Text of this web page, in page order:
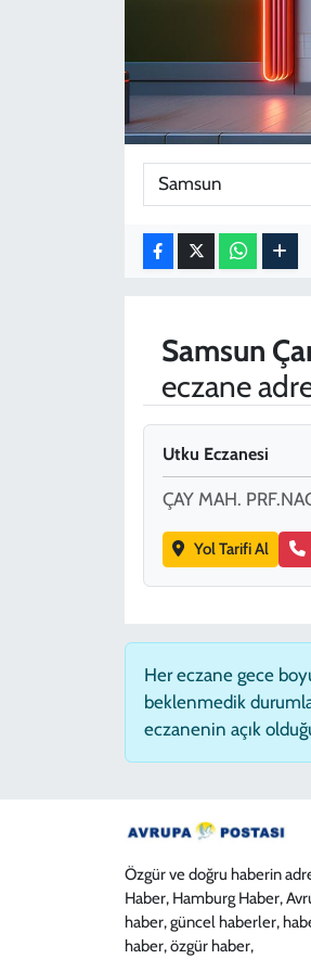
Samsun
eczane
Utku Eczanesi
ÇAY MAH.
Yol Tarifi Al
Her eczane gece
beklenmedik
eczanenin açık
Özgür ve doğru haberin
Haber, Hamburg Haber,
haber, güncel haberler,
haber, özgür haber,
YAZARLAR